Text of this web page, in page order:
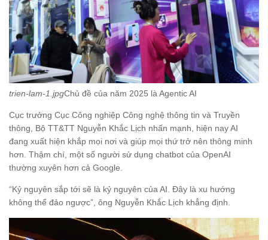
trien-lam-1.jpgChủ đề của năm 2025 là Agentic AI
Cục trưởng Cục Công nghiệp Công nghệ thông tin và Truyền
thông, Bộ TT&TT Nguyễn Khắc Lịch nhấn mạnh, hiện nay AI
đang xuất hiện khắp mọi nơi và giúp mọi thứ trở nên thông minh
hơn. Thậm chí, một số người sử dụng chatbot của OpenAI
thường xuyên hơn cả Google.
“Kỷ nguyên sắp tới sẽ là kỷ nguyên của AI. Đây là xu hướng
không thể đảo ngược”, ông Nguyễn Khắc Lịch khẳng định.